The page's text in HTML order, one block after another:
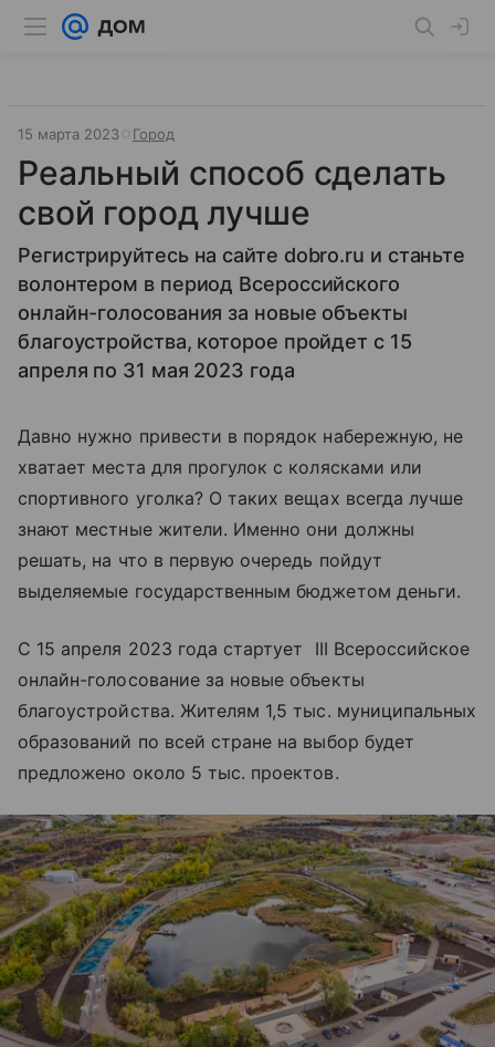
15 марта 2023 Город
Реальный способ сделать
свой город лучше
Регистрируйтесь на сайте dobro.ru и станьте
волонтером в период Всероссийского
онлайн-голосования за новые объекты
благоустройства, которое пройдет с 15
апреля по 31 мая 2023 года
Давно нужно привести в порядок набережную, не
хватает места для прогулок с колясками или
спортивного уголка? О таких вещах всегда лучше
знают местные жители. Именно они должны
решать, на что в первую очередь пойдут
выделяемые государственным бюджетом деньги.
С 15 апреля 2023 года стартует III Всероссийское
онлайн-голосование за новые объекты
благоустройства. Жителям 1,5 тыс. муниципальных
образований по всей стране на выбор будет
предложено около 5 тыс. проектов.